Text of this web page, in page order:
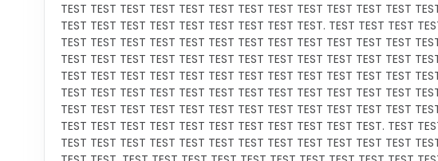
TEST TEST TEST TEST TEST TEST TEST TEST TEST TEST TEST TEST
TEST TEST TEST TEST TEST TEST TEST TEST TEST. TEST TEST TEST
TEST TEST TEST TEST TEST TEST TEST TEST TEST TEST TEST TEST
TEST TEST TEST TEST TEST TEST TEST TEST TEST TEST TEST TEST
TEST TEST TEST TEST TEST TEST TEST TEST TEST TEST TEST TEST
TEST TEST TEST TEST TEST TEST TEST TEST TEST TEST TEST TEST
TEST TEST TEST TEST TEST TEST TEST TEST TEST TEST TEST TEST
TEST TEST TEST TEST TEST TEST TEST TEST TEST TEST TEST. TEST
TEST TEST TEST TEST TEST TEST TEST TEST TEST TEST TEST TEST